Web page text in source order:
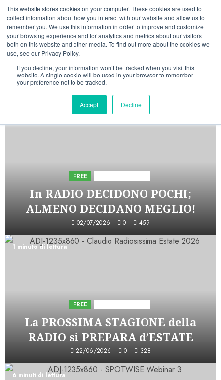
This website stores cookies on your computer. These cookies are used to
collect information about how you interact with our website and allow us to
remember you. We use this information in order to improve and customize
your browsing experience and for analytics and metrics about our visitors
both on this website and other media. To find out more about the cookies we
use, see our Privacy Policy.
If you decline, your information won’t be tracked when you visit this
website. A single cookie will be used in your browser to remember
your preference not to be tracked.
Accept Decline
Vai
contenuto
07/08/202608:31:41
LinkedinFacebook
X TelegramWhatsappMastodon
INIZIATIVE ASTORRI
FREE
In RADIO DECIDONO POCHI;
ALMENO DECIDANO MEGLIO!
02/07/2026 0 459
1 minuto di lettura
FREE
La PROSSIMA STAGIONE della
RADIO si PREPARA d’ESTATE
22/06/2026 0 328
6 minuti di lettura